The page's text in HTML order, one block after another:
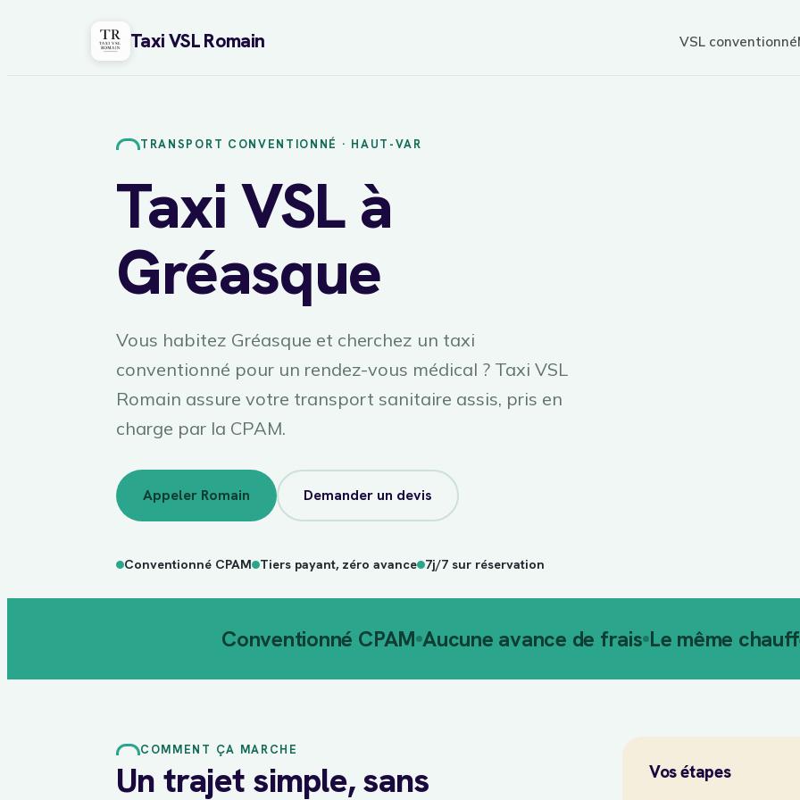
Taxi VSL Romain VSL conventionné
TRANSPORT CONVENTIONNÉ · HAUT-VAR
Taxi VSL à
Gréasque
Vous habitez Gréasque et cherchez un taxi
conventionné pour un rendez-vous médical ? Taxi VSL
Romain assure votre transport sanitaire assis, pris en
charge par la CPAM.
Appeler Romain Demander un devis
Conventionné CPAM Tiers payant, zéro avance 7j/7 sur réservation
Conventionné CPAM Aucune avance de frais Le même
COMMENT ÇA MARCHE
Un trajet simple, sans
Vos étapes